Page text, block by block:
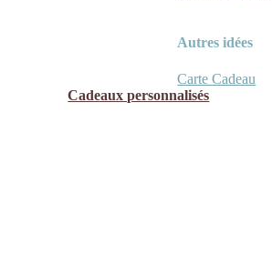
Autres idées
Carte Cadeau
Cadeaux personnalisés